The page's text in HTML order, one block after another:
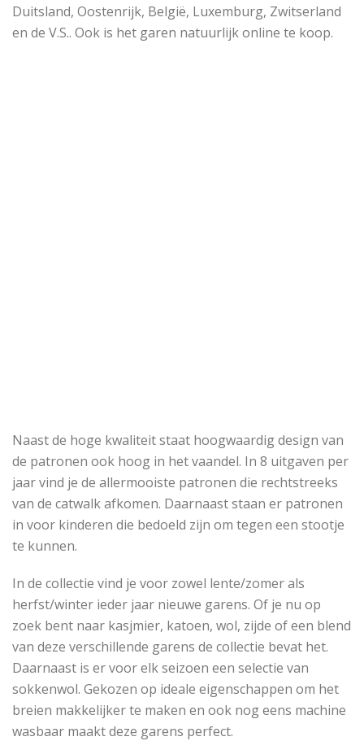
Duitsland, Oostenrijk, België, Luxemburg, Zwitserland
en de V.S.. Ook is het garen natuurlijk online te koop.
Naast de hoge kwaliteit staat hoogwaardig design van
de patronen ook hoog in het vaandel. In 8 uitgaven per
jaar vind je de allermooiste patronen die rechtstreeks
van de catwalk afkomen. Daarnaast staan er patronen
in voor kinderen die bedoeld zijn om tegen een stootje
te kunnen.
In de collectie vind je voor zowel lente/zomer als
herfst/winter ieder jaar nieuwe garens. Of je nu op
zoek bent naar kasjmier, katoen, wol, zijde of een blend
van deze verschillende garens de collectie bevat het.
Daarnaast is er voor elk seizoen een selectie van
sokkenwol. Gekozen op ideale eigenschappen om het
breien makkelijker te maken en ook nog eens machine
wasbaar maakt deze garens perfect.